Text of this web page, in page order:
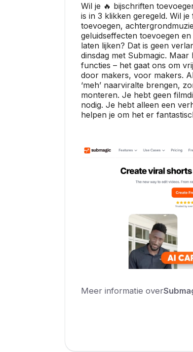
Wil je 🔥 bijschriften
is in 3 klikken geregeld. Wil
toevoegen,
geluidseffecten toevoegen
laten lijken? Dat is geen
dinsdag met Submagic.
functies – het gaat ons om
door makers, voor makers.
‘meh’ naarviralte brengen,
monteren. Je hebt geen
nodig. Je hebt alleen een
helpen je om het er
Meer informatie over